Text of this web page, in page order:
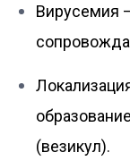
Вирусемия
(везикул).